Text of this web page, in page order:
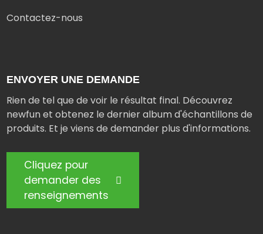
Contactez-nous
ENVOYER UNE DEMANDE
Rien de tel que de voir le résultat final. Découvrez
newfun et obtenez le dernier album d'échantillons de
produits. Et je viens de demander plus d'informations.
Cliquez pour
demander des
renseignements